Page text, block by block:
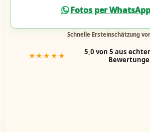
Fotos per
Schnelle Ersteinschätzung
★★★★★
5,0 von 5 aus